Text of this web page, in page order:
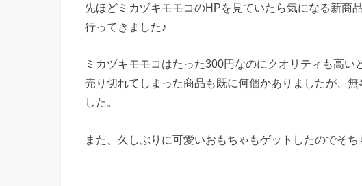
先ほどミカヅキモモコのHPを見ていたら気になる新商
行ってきました♪
ミカヅキモモコはたった300円なのにクオリティも高い
売り切れてしまった商品も既に何個かありましたが、
した。
また、久しぶりに可愛いおもちゃもゲットしたのでそ